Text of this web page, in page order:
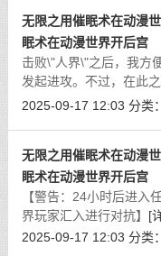
无限之用催眠术在动漫
眠术在动漫世界开后宫
击败\"人界\"之后，我方
发起进攻。不过，在此
\"交战时的另一处战况。
2025-09-17 12:03 分类：
无限之用催眠术在动漫
眠术在动漫世界开后宫
【警告：24小时后进入
界玩家汇入进行对抗】 [
2025-09-17 12:03 分类：